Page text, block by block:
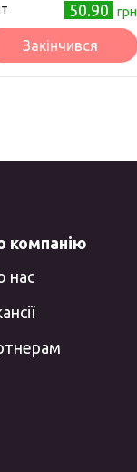
50.90 грн
Закінчився
компанію
нас